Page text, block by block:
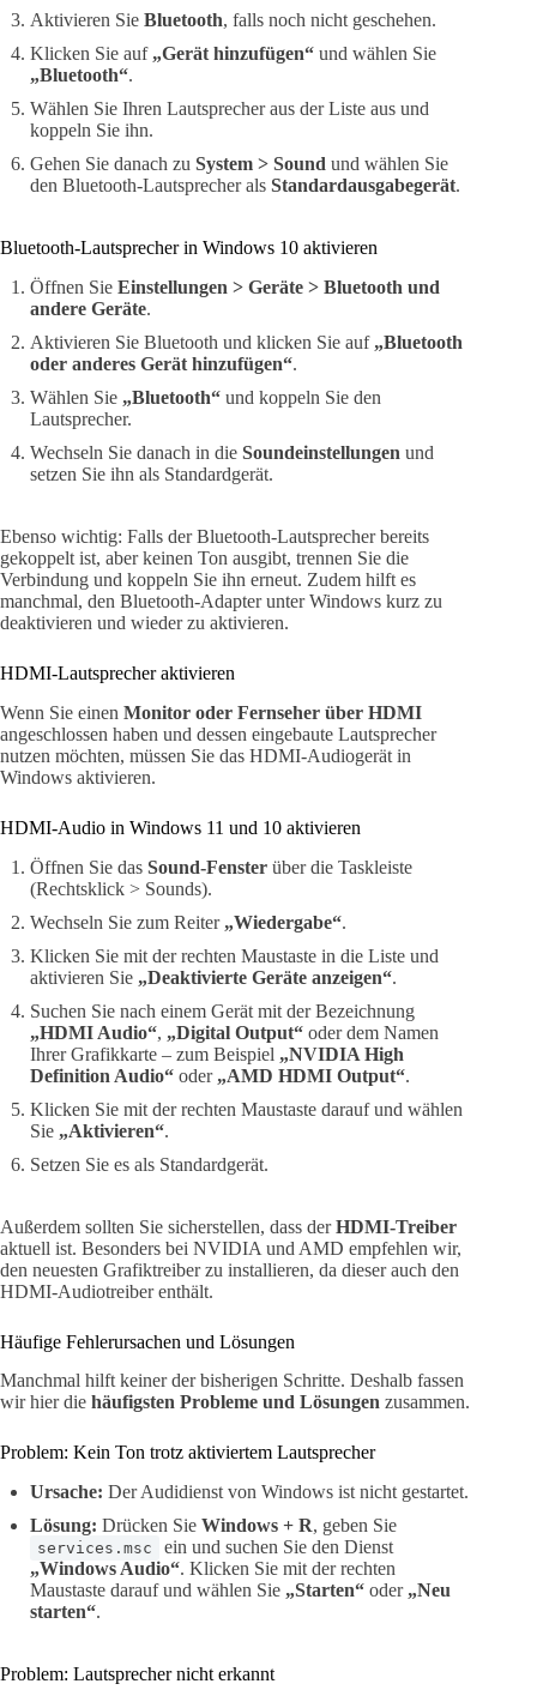
Aktivieren Sie Bluetooth, falls noch nicht geschehen.
Klicken Sie auf „Gerät hinzufügen“ und wählen Sie
„Bluetooth“.
Wählen Sie Ihren Lautsprecher aus der Liste aus und
koppeln Sie ihn.
Gehen Sie danach zu System > Sound und wählen Sie
den Bluetooth-Lautsprecher als Standardausgabegerät.
Bluetooth-Lautsprecher in Windows 10 aktivieren
Öffnen Sie Einstellungen > Geräte > Bluetooth und
andere Geräte.
Aktivieren Sie Bluetooth und klicken Sie auf „Bluetooth
oder anderes Gerät hinzufügen“.
Wählen Sie „Bluetooth“ und koppeln Sie den
Lautsprecher.
Wechseln Sie danach in die Soundeinstellungen und
setzen Sie ihn als Standardgerät.
Ebenso wichtig: Falls der Bluetooth-Lautsprecher bereits
gekoppelt ist, aber keinen Ton ausgibt, trennen Sie die
Verbindung und koppeln Sie ihn erneut. Zudem hilft es
manchmal, den Bluetooth-Adapter unter Windows kurz zu
deaktivieren und wieder zu aktivieren.
HDMI-Lautsprecher aktivieren
Wenn Sie einen Monitor oder Fernseher über HDMI
angeschlossen haben und dessen eingebaute Lautsprecher
nutzen möchten, müssen Sie das HDMI-Audiogerät in
Windows aktivieren.
HDMI-Audio in Windows 11 und 10 aktivieren
Öffnen Sie das Sound-Fenster über die Taskleiste
(Rechtsklick > Sounds).
Wechseln Sie zum Reiter „Wiedergabe“.
Klicken Sie mit der rechten Maustaste in die Liste und
aktivieren Sie „Deaktivierte Geräte anzeigen“.
Suchen Sie nach einem Gerät mit der Bezeichnung
„HDMI Audio“, „Digital Output“ oder dem Namen
Ihrer Grafikkarte – zum Beispiel „NVIDIA High
Definition Audio“ oder „AMD HDMI Output“.
Klicken Sie mit der rechten Maustaste darauf und wählen
Sie „Aktivieren“.
Setzen Sie es als Standardgerät.
Außerdem sollten Sie sicherstellen, dass derHDMI-Treiber
aktuell ist. Besonders bei NVIDIA und AMD empfehlen wir,
den neuesten Grafiktreiber zu installieren, da dieser auch den
HDMI-Audiotreiber enthält.
Häufige Fehlerursachen und Lösungen
Manchmal hilft keiner der bisherigen Schritte. Deshalb fassen
wir hier die häufigsten Probleme und Lösungen zusammen.
Problem: Kein Ton trotz aktiviertem Lautsprecher
Ursache: Der Audidienst von Windows ist nicht gestartet.
Lösung: Drücken Sie Windows + R, geben Sie
services.msc
ein und suchen Sie den Dienst
„Windows Audio“. Klicken Sie mit der rechten
Maustaste darauf und wählen Sie „Starten“ oder „Neu
starten“.
Problem: Lautsprecher nicht erkannt